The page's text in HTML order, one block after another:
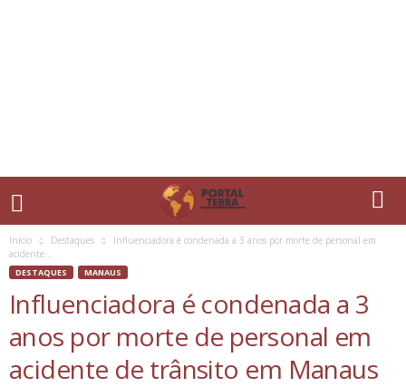
Início Destaques
Influenciadora é condenada a 3 anos por morte de personal em
acidente...
DESTAQUES MANAUS
Influenciadora é condenada a 3
anos por morte de personal em
acidente de trânsito em Manaus